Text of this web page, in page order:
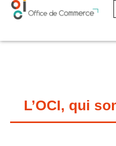
L’OCI, qui
Panneau de gestion des cookies